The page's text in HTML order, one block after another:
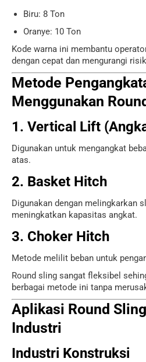
Biru: 8 Ton
Oranye: 10 Ton
Kode warna ini membantu
dengan cepat dan mengurangi
Metode
Menggunakan
1. Vertical Lift
Digunakan untuk mengangkat
atas.
2. Basket Hitch
Digunakan dengan melingkarkan
meningkatkan kapasitas angkat.
3. Choker Hitch
Metode melilit beban untuk
Round sling sangat fleksibel
berbagai metode ini tanpa
Aplikasi Round
Industri
Industri Konstruksi